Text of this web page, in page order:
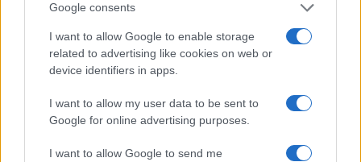
Google consents
I want to allow Google to enable storage
related to advertising like cookies on web or
device identifiers in apps.
I want to allow my user data to be sent to
Google for online advertising purposes.
I want to allow Google to send me
Új és Használt GSM kiemelt ajánlatok
Xiaomi 15